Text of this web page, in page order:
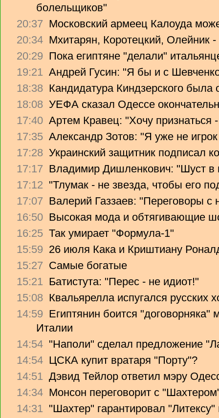
болельщиков"
20:37 Московский армеец Калоуда
20:34 Мхитарян, Коротецкий, Олейник -
20:29 Пока египтяне "делали"
19:21 Андрей Гусин: "Я бы и с
18:38 Кандидатура Киндзерского была
18:08 УЕФА сказал Одессе
17:40 Артем Кравец: "Хочу признаться
17:35 Александр Зотов: "Я уже не
17:28 Украинский защитник подписал
17:17 Владимир Дишленкович: "Шуст в
17:12 "Тлумак - не звезда, чтобы его
17:07 Валерий Газзаев: "Переговоры с
16:50 Высокая мода и обтягивающие
16:25 Так умирает "Формула-1"
15:59 26 июля Кака и Криштиану
15:27 Самые богатые
15:21 Батистута: "Перес - не идиот!"
15:08 Квальярелла испугался русских
14:59 Египтянин боится
Италии
14:54 "Наполи" сделал предложение
14:54 ЦСКА купит вратаря "Порту"?
14:51 Дэвид Тейлор ответил мэру
14:34 Монсон переговорит с
14:31 "Шахтер" гарантировал